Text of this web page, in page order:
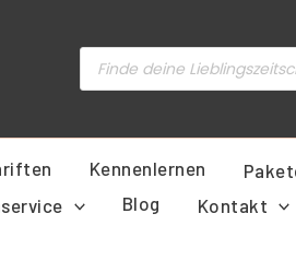
Products
search
Kennenlernen
Blog Kontakt